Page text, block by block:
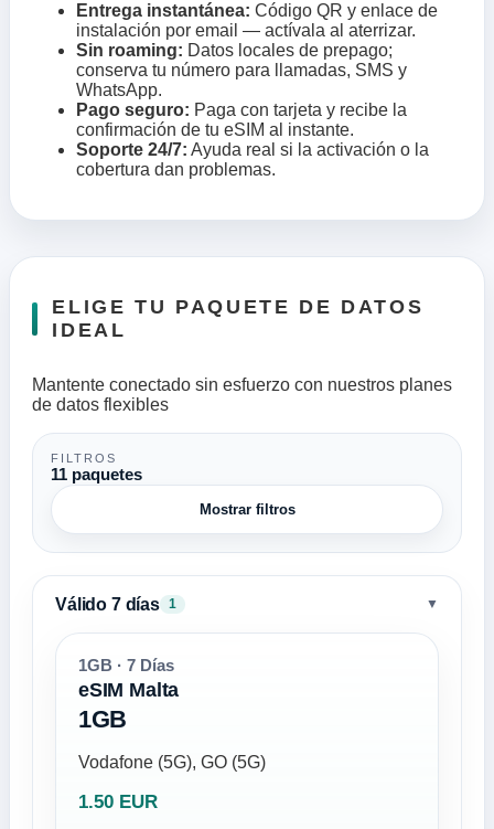
Entrega instantánea: Código QR y enlace de
instalación por email — actívala al aterrizar.
Sin roaming: Datos locales de prepago;
conserva tu número para llamadas, SMS y
WhatsApp.
Pago seguro: Paga con tarjeta y recibe la
confirmación de tu eSIM al instante.
Soporte 24/7: Ayuda real si la activación o la
cobertura dan problemas.
ELIGE TU PAQUETE DE DATOS
IDEAL
Mantente conectado sin esfuerzo con nuestros planes
de datos flexibles
FILTROS
11 paquetes
Mostrar filtros
Válido 7 días 1 ▼
1GB · 7 Días
eSIM Malta
1GB
Vodafone (5G), GO (5G)
1.50 EUR